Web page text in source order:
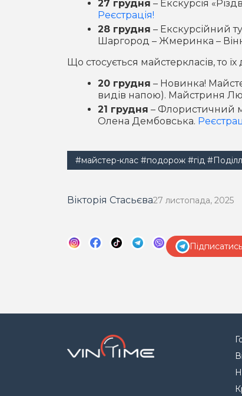
27 грудня – Екскурсія
Реєстрація!
28 грудня – Екскурсійний
Шаргород – Жмеринка –
Що стосується майстеркласів, то їх
20 грудня – Новинка!
видів напою). Майстриня
21 грудня – Флористичний
Олена Дембовська.
#майстер-клас #подорож #гід
Вікторія Стасьєва27 листопада, 2025